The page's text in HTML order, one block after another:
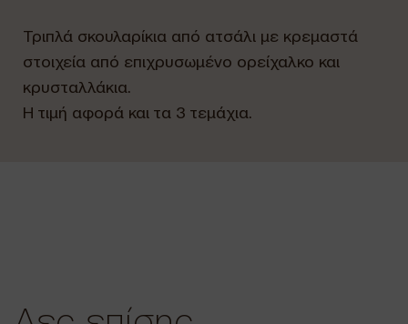
Τριπλά σκουλαρίκια από ατσάλι με κρεμαστά
στοιχεία από επιχρυσωμένο ορείχαλκο και
κρυσταλλάκια.
Η τιμή αφορά και τα 3 τεμάχια.